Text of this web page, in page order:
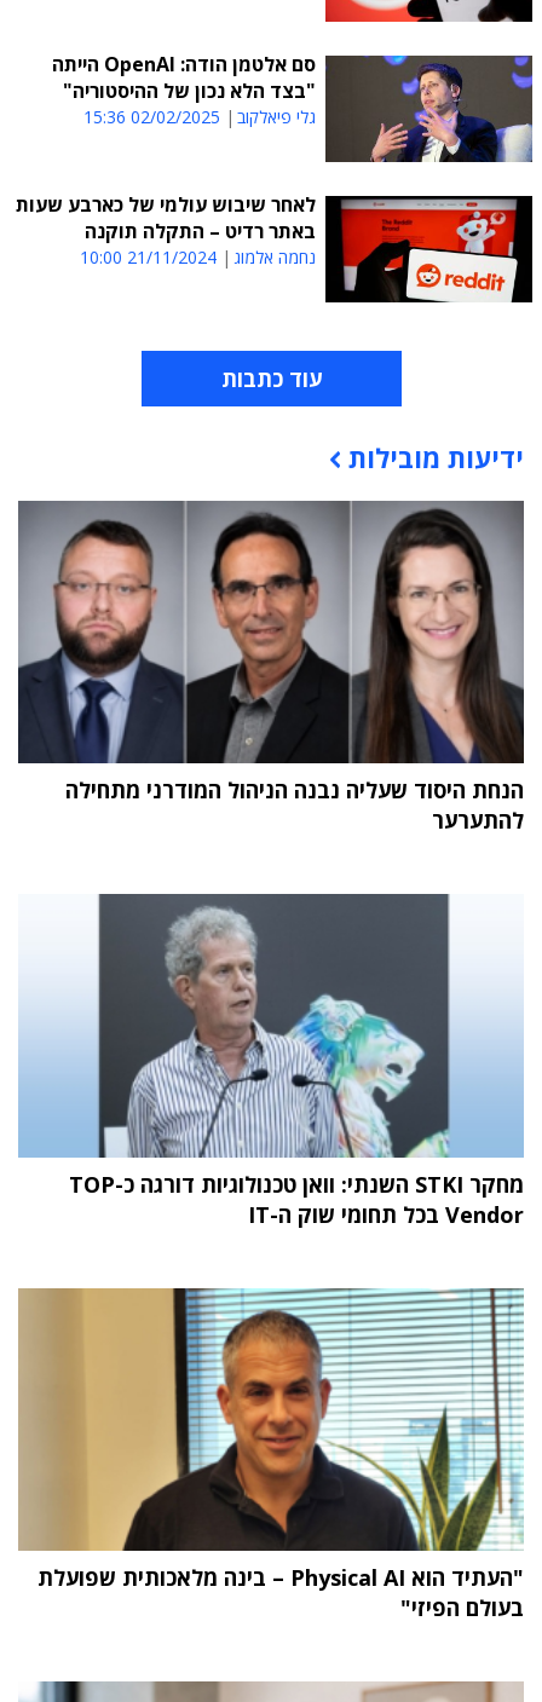
סם אלטמן הודה: OpenAI הייתה
"בצד הלא נכון של ההיסטוריה"
גלי פיאלקוב 02/02/2025 15:36
לאחר שיבוש עולמי של כארבע שעות
באתר רדיט – התקלה תוקנה
נחמה אלמוג 21/11/2024 10:00
עוד כתבות
תוכן פרסומי
ידיעות מובילות
הנחת היסוד שעליה נבנה הניהול המודרני מתחילה
להתערער
מחקר STKI השנתי: וואן טכנולוגיות דורגה כ-TOP
Vendor בכל תחומי שוק ה-IT
"העתיד הוא Physical AI – בינה מלאכותית שפועלת
בעולם הפיזי"